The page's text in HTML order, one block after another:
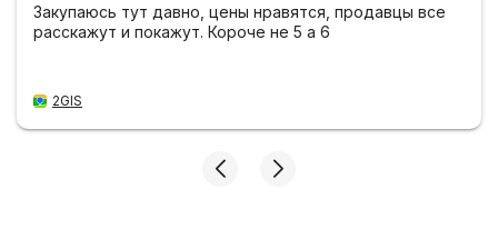
Закупаюсь тут давно, цены нравятся, продавцы все
расскажут и покажут. Короче не 5 а 6
2GIS